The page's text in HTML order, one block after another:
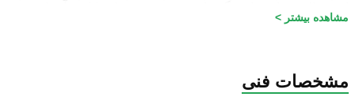
می‌کنه.
مشاهده بیشتر >
مشخصات فنی